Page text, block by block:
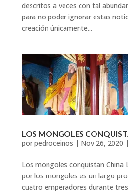
descritos a veces con tal
para no poder ignorar estas
creación únicamente...
LOS MONGOLES
por pedroceinos | Nov 26, 2020 |
Los mongoles conquistan China
por los mongoles es un largo
cuatro emperadores durante